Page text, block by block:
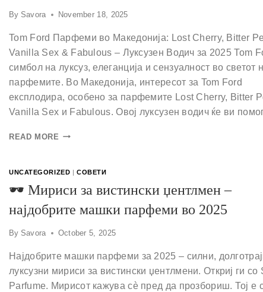
By Savora November 18, 2025
Tom Ford Парфеми во Македонија: Lost Cherry, Bitter
Vanilla Sex & Fabulous – Луксузен Водич за 2025 Tom
симбол на луксуз, елеганција и сензуалност во светот
парфемите. Во Македонија, интересот за Tom Ford
експлодира, особено за парфемите Lost Cherry, Bitter
Vanilla Sex и Fabulous. Овој луксузен водич ќе ви
READ MORE
UNCATEGORIZED | СОВЕТИ
🕶 Мириси за вистински џентлмен –
најдобрите машки парфеми во 2025
By Savora October 5, 2025
Најдобрите машки парфеми за 2025 – силни,
луксузни мириси за вистински џентлмени. Откриј ги со
Parfume. Мирисот кажува сè пред да прозбориш. Тој е